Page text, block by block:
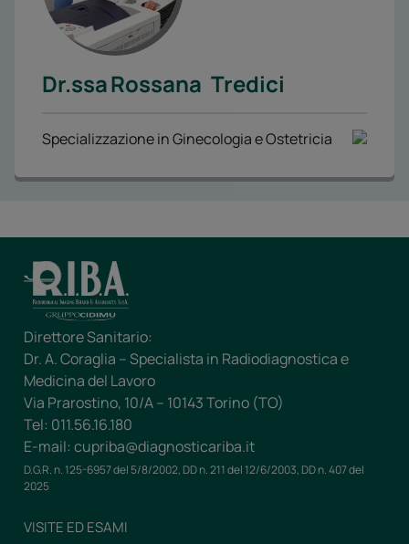
Dr.ssaRossana Tredici
Specializzazione in Ginecologia e Ostetricia
Direttore Sanitario:
Dr. A. Coraglia – Specialista in Radiodiagnostica e
Medicina del Lavoro
Via Prarostino, 10/A – 10143 Torino (TO)
Tel: 011.56.16.180
E-mail: cupriba@diagnosticariba.it
D.G.R. n. 125-6957 del 5/8/2002, DD n. 211 del 12/6/2003, DD n. 407 del
2025
VISITE ED ESAMI